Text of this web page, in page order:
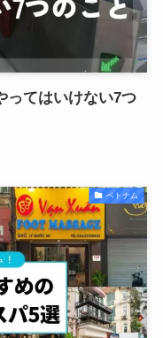
ってはいけない7つ
ベトナム